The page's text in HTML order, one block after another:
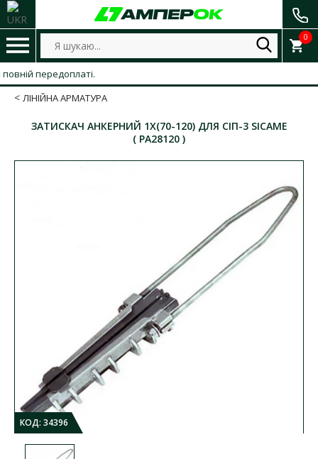
0
передоплаті.
ЛІНІЙНА АРМАТУРА
ЗАТИСКАЧ АНКЕРНИЙ 1Х(70-120) ДЛЯ СІП-3 SICAME
( PA28120 )
КОД: 34396